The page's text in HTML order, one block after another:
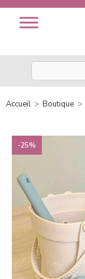
Accueil > Boutique >
-25%